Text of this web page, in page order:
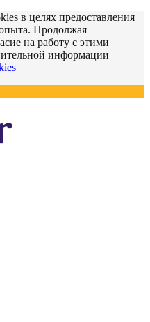
в целях предоставления
Продолжая
на работу с этими
информации